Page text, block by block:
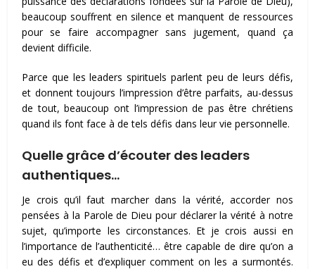
beaucoup souffrent en silence et manquent de ressources
pour se faire accompagner sans jugement, quand ça
devient difficile.
Parce que les leaders spirituels parlent peu de leurs défis,
et donnent toujours l’impression d’être parfaits, au-dessus
de tout, beaucoup ont l’impression de pas être chrétiens
quand ils font face à de tels défis dans leur vie personnelle.
Quelle grâce d’écouter des leaders
authentiques…
Je crois qu’il faut marcher dans la vérité, accorder nos
pensées à la Parole de Dieu pour déclarer la vérité à notre
sujet, qu’importe les circonstances. Et je crois aussi en
l’importance de l’authenticité… être capable de dire qu’on a
eu des défis et d’expliquer comment on les a surmontés.